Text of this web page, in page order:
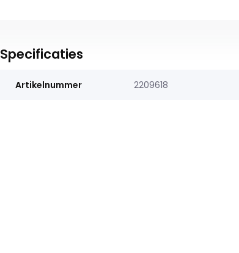
Specificaties
Artikelnummer 2209618